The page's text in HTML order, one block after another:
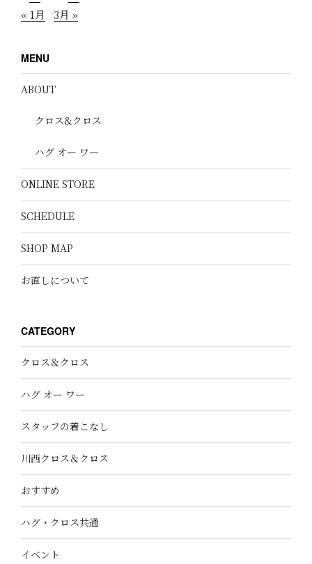
« 1月 3月 »
MENU
ABOUT
クロス&クロス
ハグ オー ワー
ONLINE STORE
SCHEDULE
SHOP MAP
お直しについて
CATEGORY
クロス＆クロス
ハグ オー ワー
スタッフの着こなし
川西クロス＆クロス
おすすめ
ハグ・クロス共通
イベント